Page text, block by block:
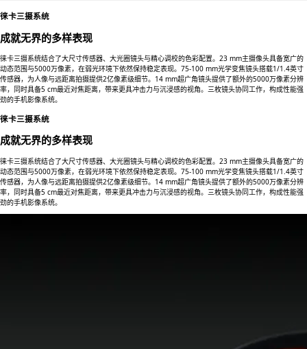
徕卡三摄系统
成就无界的多样表现
徕卡三摄系统结合了大尺寸传感器、大光圈镜头与精心调校的色彩配置。23 mm主摄像头具备宽广的
动态范围与5000万像素，在弱光环境下依然保持稳定表现。75-100 mm光学变焦镜头搭载1/1.4英寸
传感器，为人像与远距离拍摄提供2亿像素级细节。14 mm超广角镜头提供了额外的5000万像素分辨
率，同时具备5 cm最近对焦距离，带来更具冲击力与沉浸感的视角。三枚镜头协同工作，构成性能强
劲的手机影像系统。
徕卡三摄系统
成就无界的多样表现
徕卡三摄系统结合了大尺寸传感器、大光圈镜头与精心调校的色彩配置。23 mm主摄像头具备宽广的
动态范围与5000万像素，在弱光环境下依然保持稳定表现。75-100 mm光学变焦镜头搭载1/1.4英寸
传感器，为人像与远距离拍摄提供2亿像素级细节。14 mm超广角镜头提供了额外的5000万像素分辨
率，同时具备5 cm最近对焦距离，带来更具冲击力与沉浸感的视角。三枚镜头协同工作，构成性能强
劲的手机影像系统。